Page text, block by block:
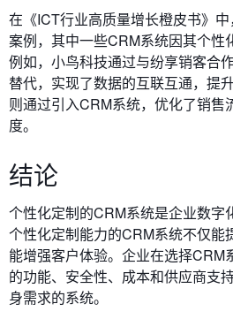
在《ICT行业高质量增长橙皮书》
案例，其中一些CRM系统因其个性
例如，小鸟科技通过与纷享销客合
替代，实现了数据的互联互通，提
则通过引入CRM系统，优化了销售
度。
结论
个性化定制的CRM系统是企业数字
个性化定制能力的CRM系统不仅能
能增强客户体验。企业在选择CRM
的功能、安全性、成本和供应商支
身需求的系统。